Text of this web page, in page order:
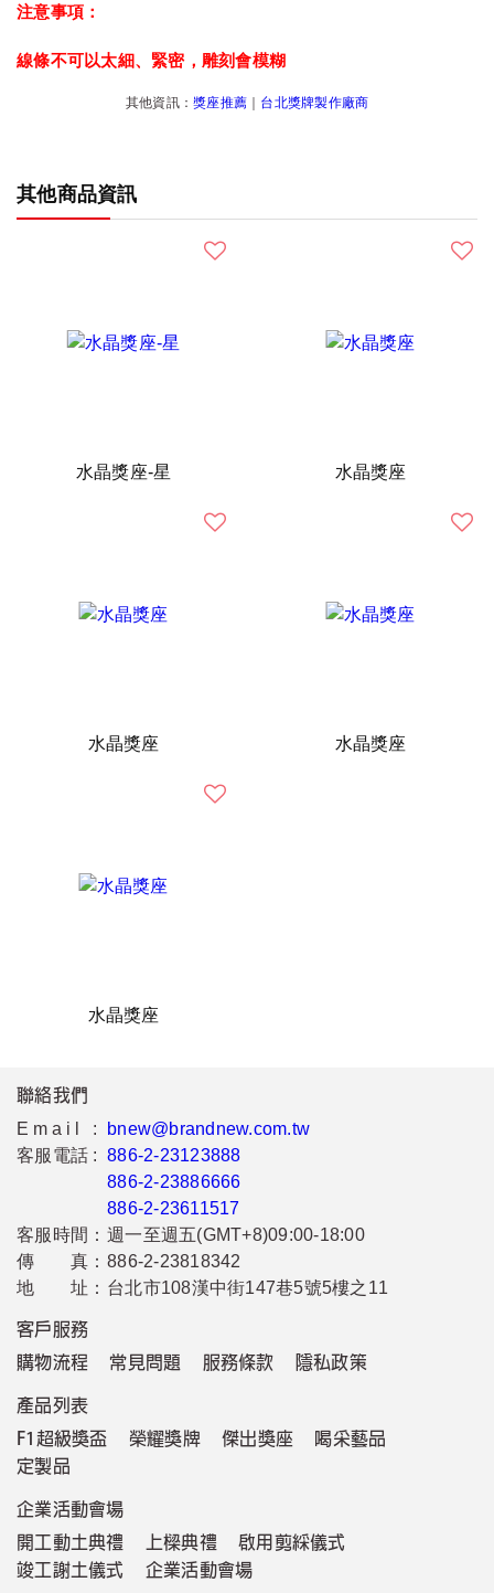
注意事項：
線條不可以太細、緊密，雕刻會模糊
其他資訊： 獎座推薦 台北獎牌製作廠商
其他商品資訊
水晶獎座-星 水晶獎座
水晶獎座 水晶獎座
水晶獎座
聯絡我們
Email :
bnew@brandnew.com.tw
客服電話 : 886-2-23123888
886-2-23886666
886-2-23611517
客服時間： 週一至週五(GMT+8)09:00-18:00
傳 真： 886-2-23818342
地 址： 台北市108漢中街147巷5號5樓之11
客戶服務
購物流程
常見問題 服務條款 隱私政策
產品列表
F1超級獎盃
榮耀獎牌 傑出獎座
喝采藝品
定製品
企業活動會場
開工動土典禮
上樑典禮
啟用剪綵儀式
竣工謝土儀式
企業活動會場